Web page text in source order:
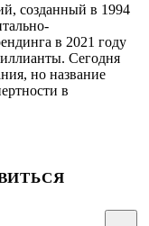
созданный в 1994
в 2021 году
Сегодня
но название
в